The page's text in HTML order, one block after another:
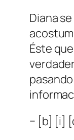
Diana
Éste
− [b] [i]